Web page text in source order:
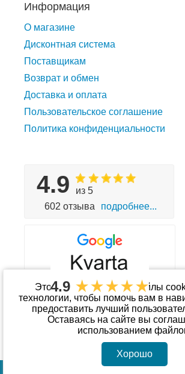
Этот сайт использует файлы
технологии, чтобы помочь вам в
предоставить лучший
Оставаясь на сайте вы
использованием
Хорошо
Информация
О магазине
Дисконтная система
Поставщикам
Возврат и обмен
Доставка и оплата
Пользовательское соглашение
Политика конфиденциальности
4.9
из 5
602 отзыва
подробнее...
4.9
Принимаем к оплате